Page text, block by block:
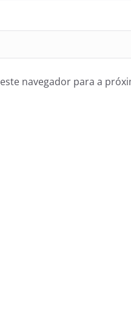
navegador para a